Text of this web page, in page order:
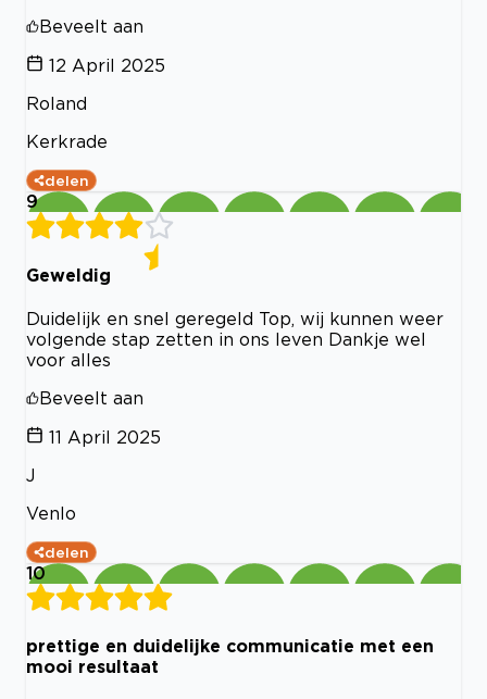
Beveelt aan
12 April 2025
Roland
Kerkrade
delen
9
Geweldig
Duidelijk en snel geregeld Top, wij kunnen weer
volgende stap zetten in ons leven Dankje wel
voor alles
Beveelt aan
11 April 2025
J
Venlo
delen
10
prettige en duidelijke communicatie met een
mooi resultaat